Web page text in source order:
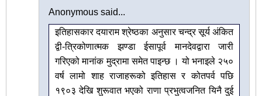
Anonymous said...
इतिहासकार दयाराम श्रेष्ठका अनुसार चन्द्र सूर्य अंकित
द्वी-त्रिकोणात्मक झण्डा ईसापूर्व मानदेवद्वारा जारी
गरिएको मानांक मुद्रामा समेत पाइन्छ । यो भनाइले २५०
वर्ष लामो शाह राजाहरूको इतिहास र कोतपर्व पछि
१९०३ देखि शुरूवात भएको राणा प्रभुत्वजनित यिनै दुई